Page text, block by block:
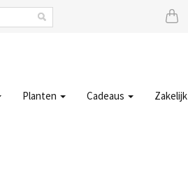
Planten Cadeaus Zakelijk